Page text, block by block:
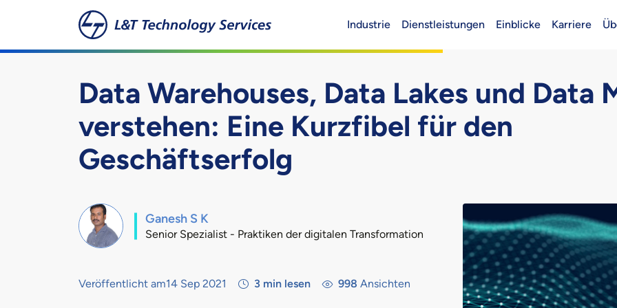
Zum Hauptinhalt springen
Header (Main)
Industrie Dienstleistungen Einblicke Karriere
Data Warehouses, Data Lakes und Data
verstehen: Eine Kurzfibel für den
Geschäftserfolg
Ganesh S K
Senior Spezialist - Praktiken der digitalen Transformation
Veröffentlicht am14 Sep 2021 3 min lesen 998 Ansichten